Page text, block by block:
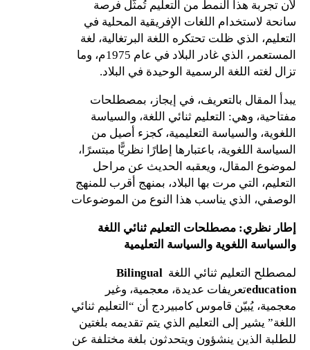
لأن تجربة هذا النمط من التعليم تُمثّل فرصة
سانحة لاستخدام اللغات الإفريقية المحلية في
التعليم، الذي ظلت تحتكره اللغة البرتغالية، لغة
المستعمر، الذي غادر البلاد في عام 1975م، وما
تزال لغته اللغة الرسمية الوحيدة في البلاد.
يبدأ المقال بالتعريف، في إيجاز، بمصطلحات
مفتاحية، وهي: التعليم ثنائي اللغة، والسياسة
اللغوية، والسياسة التعليمية، كجزء أصيل من
السياسة اللغوية، باعتبارها إطارًا نظريًّا مبتسرًا،
لموضوع المقال، ويعقبه الحديث عن مراحل
التعليم، التي مرت بها البلاد، بمنهج أقرب للمنهج
الوصفي، الذي يناسب هذا النوع من الموضوعات
إطار نظري: مصطلحات التعليم ثنائي اللغة
والسياسة اللغوية والسياسة التعليمية
لمصطلح التعليم ثنائي اللغة Bilingual
educationتعريفات عديدة، معجمية، وغير
معجمية، يُبيّن قاموس كامبيردج أن “التعليم ثنائي
اللغة” يشير إلى التعليم الذي يتم تقديمه بلغتين
للطلبة الذين ينشؤون ويتحدثون بلغة مختلفة عن